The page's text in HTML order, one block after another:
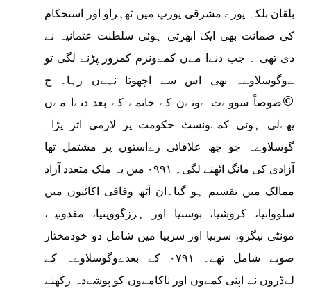
بلقان بلکہ پورے مشرقی یورپ میں ٹھہراو اور استحکام
کی ضمانت بھی ایک ابھرتی ہوئی سلطنت عثمانیہ نے
دی تھی ۔ جب دنےا مےں کمےونزم کمزور پڑنے لگی تو
ےوگوسلاوےہ بھی اس سے اچھوتا نہےں رہا۔ خ
©صوصاً سووےت ےونےن کے خاتمے کے بعد دنےا مےں
پھےلی ہوئی کمےونسٹ حکومت پر لازمی اثر پڑا۔
گوسلاوےہ جو چھ علاقائی رےاستوں پر مشتمل تھا
آزادی کی مانگ اٹھنے لگی۔ ۰۹۹۱ میں یہ ملک متعدد آزاد
ممالک میں تقسیم ہو گیا۔ان آٹھ وفاقی اکائیوں میں
سلووانیا، کروشیا، بوسنیا اور ہرزگووینیا، مقدونیہ،
مونٹی نیگرو، سربیا اور سربیا میں شامل دو خودمختار
صوبے شامل تھے۔ ۰۷۹۱ کے بعدےوگوسلاوےہ کے
لےڈروں نے اپنی کمےوں اور ناکامےوں کو پوشےدہ رکھنے